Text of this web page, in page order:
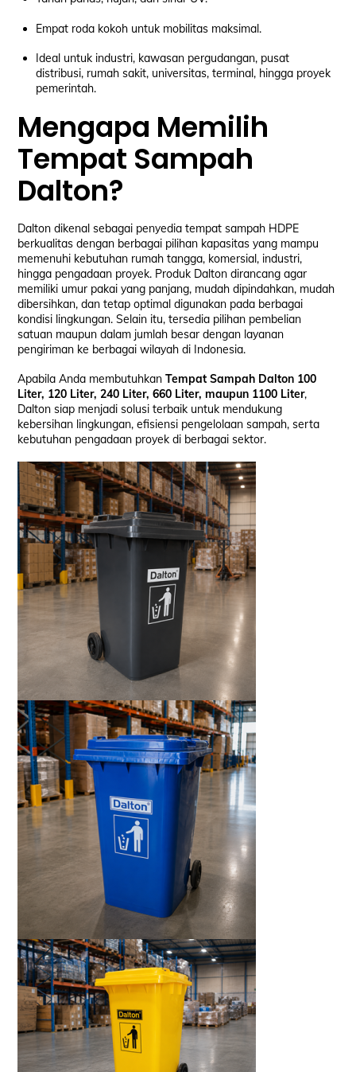
Empat roda kokoh untuk mobilitas maksimal.
Ideal untuk industri, kawasan pergudangan, pusat
distribusi, rumah sakit, universitas, terminal, hingga proyek
pemerintah.
Mengapa Memilih
Tempat Sampah
Dalton?
Dalton dikenal sebagai penyedia tempat sampah HDPE
berkualitas dengan berbagai pilihan kapasitas yang mampu
memenuhi kebutuhan rumah tangga, komersial, industri,
hingga pengadaan proyek. Produk Dalton dirancang agar
memiliki umur pakai yang panjang, mudah dipindahkan, mudah
dibersihkan, dan tetap optimal digunakan pada berbagai
kondisi lingkungan. Selain itu, tersedia pilihan pembelian
satuan maupun dalam jumlah besar dengan layanan
pengiriman ke berbagai wilayah di Indonesia.
Apabila Anda membutuhkanTempat Sampah Dalton 100
Liter, 120 Liter, 240 Liter, 660 Liter, maupun 1100 Liter,
Dalton siap menjadi solusi terbaik untuk mendukung
kebersihan lingkungan, efisiensi pengelolaan sampah, serta
kebutuhan pengadaan proyek di berbagai sektor.